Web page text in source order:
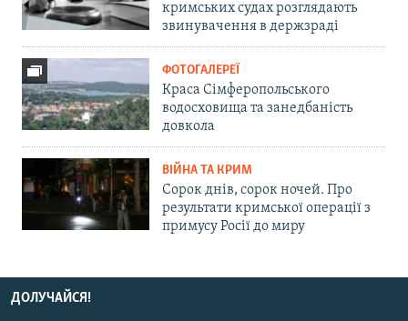
кримських судах розглядають
звинувачення в держзраді
ФОТОГАЛЕРЕЇ
Краса Сімферопольського
водосховища та занедбаність
довкола
ВІЙНА ТА КРИМ
Сорок днів, сорок ночей. Про
результати кримської операції з
примусу Росії до миру
ДОЛУЧАЙСЯ!